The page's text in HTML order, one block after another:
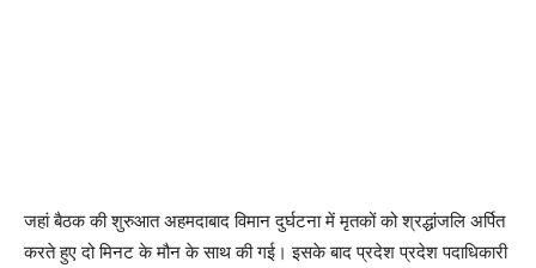
जहां बैठक की शुरुआत अहमदाबाद विमान दुर्घटना में मृतकों को श्रद्धांजलि अर्पित
करते हुए दो मिनट के मौन के साथ की गई। इसके बाद प्रदेश प्रदेश पदाधिकारी